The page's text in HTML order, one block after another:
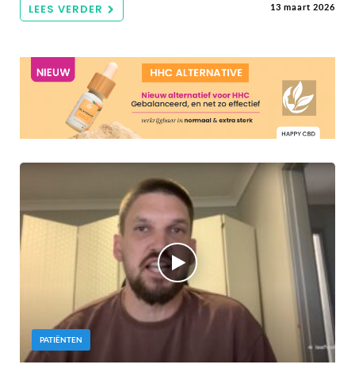
LEES VERDER 13 maart 2026
PATIËNTEN